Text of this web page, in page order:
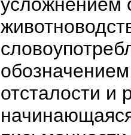
обозначением
отсталости и